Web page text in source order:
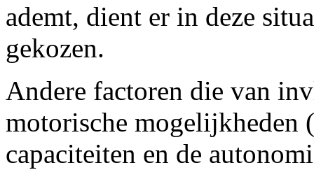
ademt, dient er in deze
gekozen.
Andere factoren die van
motorische mogelijkheden
capaciteiten en de